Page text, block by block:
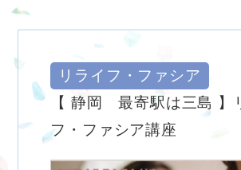
リライフ・ファシア
【 静岡 最寄駅は三島 】
フ・ファシア講座